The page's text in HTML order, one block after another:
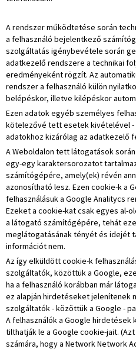
A rendszer működtetése során
a felhasználó bejelentkező
szolgáltatás igénybevétele során
adatkezelő rendszere a technikai
eredményeként rögzít. Az
rendszer a felhasználó külön
belépéskor, illetve kilépéskor
Ezen adatok egyéb személyes
kötelezővé tett esetek kivételével -
adatokhoz kizárólag az adatkezelő
A Weboldalon tett látogatások
egy-egy karaktersorozatot
számítógépére, amely(ek) révén
azonosítható lesz. Ezen cookie-k a
felhasználásuk a Google Analitycs
Ezeket a cookie-kat csak egyes al-
a látogató számítógépére, tehát
meglátogatásának tényét és idejét
információt nem.
Az így elküldött cookie-k
szolgáltatók, közöttük a Google,
ha a felhasználó korábban már
ez alapján hirdetéseket jelenítenek
szolgáltatók - közöttük a Google -
A felhasználók a Google hirdetések
tilthatják le a Google cookie-jait.
számára, hogy a Network Network